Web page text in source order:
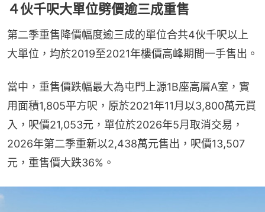
４伙千呎大單位劈價逾三成重售
第二季重售降價幅度逾三成的單位合共4伙千呎以上
大單位，均於2019至2021年樓價高峰期間一手售出。
當中，重售價跌幅最大為屯門上源1B座高層A室，實
用面積1,805平方呎，原於2021年11月以3,800萬元買
入，呎價21,053元，單位於2026年5月取消交易，
2026年第二季重新以2,438萬元售出，呎價13,507
元，重售價大跌36%。